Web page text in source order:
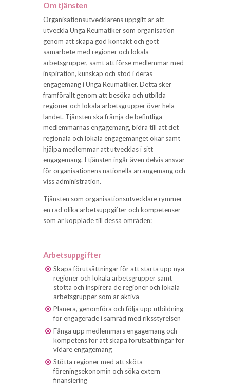
Om tjänsten
Organisationsutvecklarens uppgift är att
utveckla Unga Reumatiker som organisation
genom att skapa god kontakt och gott
samarbete med regioner och lokala
arbetsgrupper, samt att förse medlemmar med
inspiration, kunskap och stöd i deras
engagemang i Unga Reumatiker. Detta sker
framförallt genom att besöka och utbilda
regioner och lokala arbetsgrupper över hela
landet. Tjänsten ska främja de befintliga
medlemmarnas engagemang, bidra till att det
regionala och lokala engagemanget ökar samt
hjälpa medlemmar att utvecklas i sitt
engagemang. I tjänsten ingår även delvis ansvar
för organisationens nationella arrangemang och
viss administration.
Tjänsten som organisationsutvecklare rymmer
en rad olika arbetsuppgifter och kompetenser
som är kopplade till dessa områden:
Arbetsuppgifter
Skapa förutsättningar för att starta upp nya
regioner och lokala arbetsgrupper samt
stötta och inspirera de regioner och lokala
arbetsgrupper som är aktiva
Planera, genomföra och följa upp utbildning
för engagerade i samråd med riksstyrelsen
Fånga upp medlemmars engagemang och
kompetens för att skapa förutsättningar för
vidare engagemang
Stötta regioner med att sköta
föreningsekonomin och söka extern
finansiering